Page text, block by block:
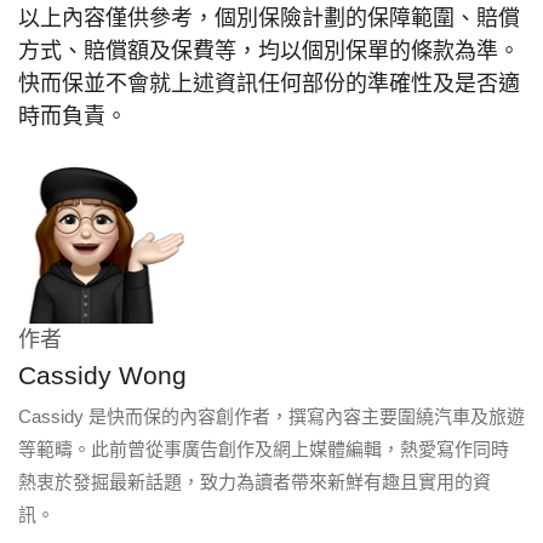
以上內容僅供參考，個別保險計劃的保障範圍、賠償
方式、賠償額及保費等，均以個別保單的條款為準。
快而保並不會就上述資訊任何部份的準確性及是否適
時而負責。
作者
Cassidy Wong
Cassidy 是快而保的內容創作者，撰寫內容主要圍繞汽車及旅遊
等範疇。此前曾從事廣告創作及網上媒體編輯，熱愛寫作同時
熱衷於發掘最新話題，致力為讀者帶來新鮮有趣且實用的資
訊。